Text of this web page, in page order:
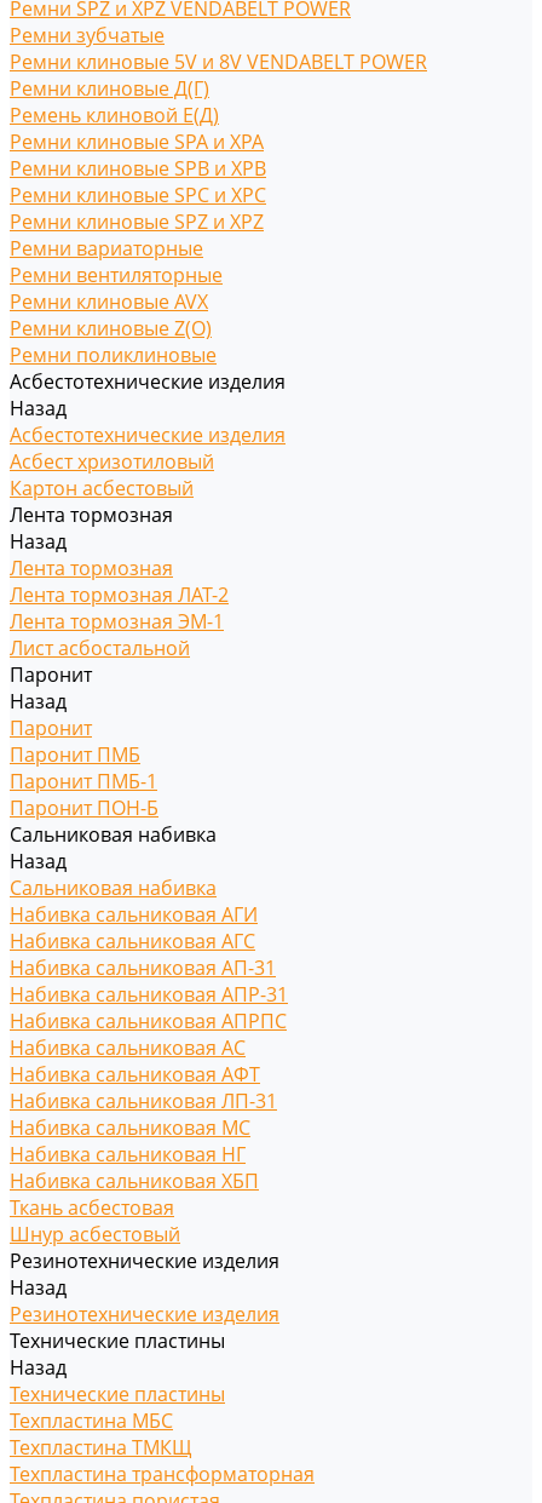
Ремни SPZ и XPZ VENDABELT POWER
Ремни зубчатые
Ремни клиновые 5V и 8V VENDABELT POWER
Ремни клиновые Д(Г)
Ремень клиновой Е(Д)
Ремни клиновые SPA и XPA
Ремни клиновые SPB и XPB
Ремни клиновые SPC и XPC
Ремни клиновые SPZ и XPZ
Ремни вариаторные
Ремни вентиляторные
Ремни клиновые AVX
Ремни клиновые Z(O)
Ремни поликлиновые
Асбестотехнические изделия
Назад
Асбестотехнические изделия
Асбест хризотиловый
Картон асбестовый
Лента тормозная
Назад
Лента тормозная
Лента тормозная ЛАТ-2
Лента тормозная ЭМ-1
Лист асбостальной
Паронит
Назад
Паронит
Паронит ПМБ
Паронит ПМБ-1
Паронит ПОН-Б
Сальниковая набивка
Назад
Сальниковая набивка
Набивка сальниковая АГИ
Набивка сальниковая АГС
Набивка сальниковая АП-31
Набивка сальниковая АПР-31
Набивка сальниковая АПРПС
Набивка сальниковая АС
Набивка сальниковая АФТ
Набивка сальниковая ЛП-31
Набивка сальниковая МС
Набивка сальниковая НГ
Набивка сальниковая ХБП
Ткань асбестовая
Шнур асбестовый
Резинотехнические изделия
Назад
Резинотехнические изделия
Технические пластины
Назад
Технические пластины
Техпластина МБС
Техпластина ТМКЩ
Техпластина трансформаторная